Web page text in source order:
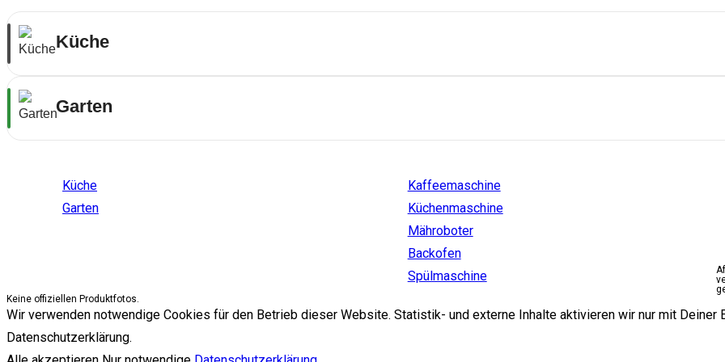
Küche
Garten
Küche
Garten
Kaffeemaschine
Küchenmaschine
Mähroboter
Backofen
Spülmaschine
Keine offiziellen Produktfotos.
Wir verwenden notwendige Cookies für den Betrieb dieser Website. Statistik- und externe Inhalte aktivieren wir nur mit Deiner
Datenschutzerklärung.